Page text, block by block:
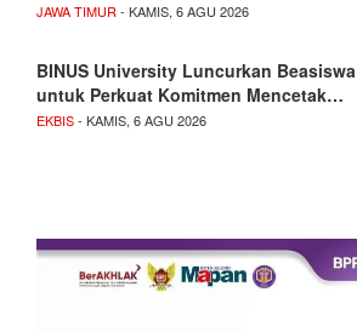
JAWA TIMUR- KAMIS, 6 AGU 2026
BINUS University Luncurkan Beasiswa
untuk Perkuat Komitmen Mencetak…
EKBIS- KAMIS, 6 AGU 2026